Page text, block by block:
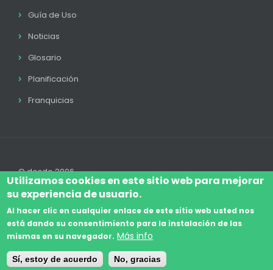
Guía de Uso
Noticias
Glosario
Planificación
Franquicias
© desde 2006
menu
Legal
Utilizamos cookies en este sitio web para mejorar
su experiencia de usuario.
Al hacer clic en cualquier enlace de este sitio web usted nos
está dando su consentimiento para la instalación de las
mismas en su navegador. Más info
Sí, estoy de acuerdo No, gracias